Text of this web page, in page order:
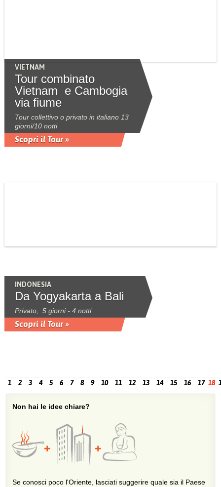
VIETNAM
Tour combinato
Vietnam e Cambogia
via fiume
Tour collettivo o privato in italiano 13
giorni/10 notti
Scopri il Tour »
INDONESIA
Da Yogyakarta a Bali
Privato, 5 giorni - 4 notti
Scopri il Tour »
1 2 3 4 5 6 7 8 9 10 11 12 13 14 15 16 17 18
Non hai le idee chiare?
Se conosci poco l'Oriente, lasciati suggerire quale sia il Paese